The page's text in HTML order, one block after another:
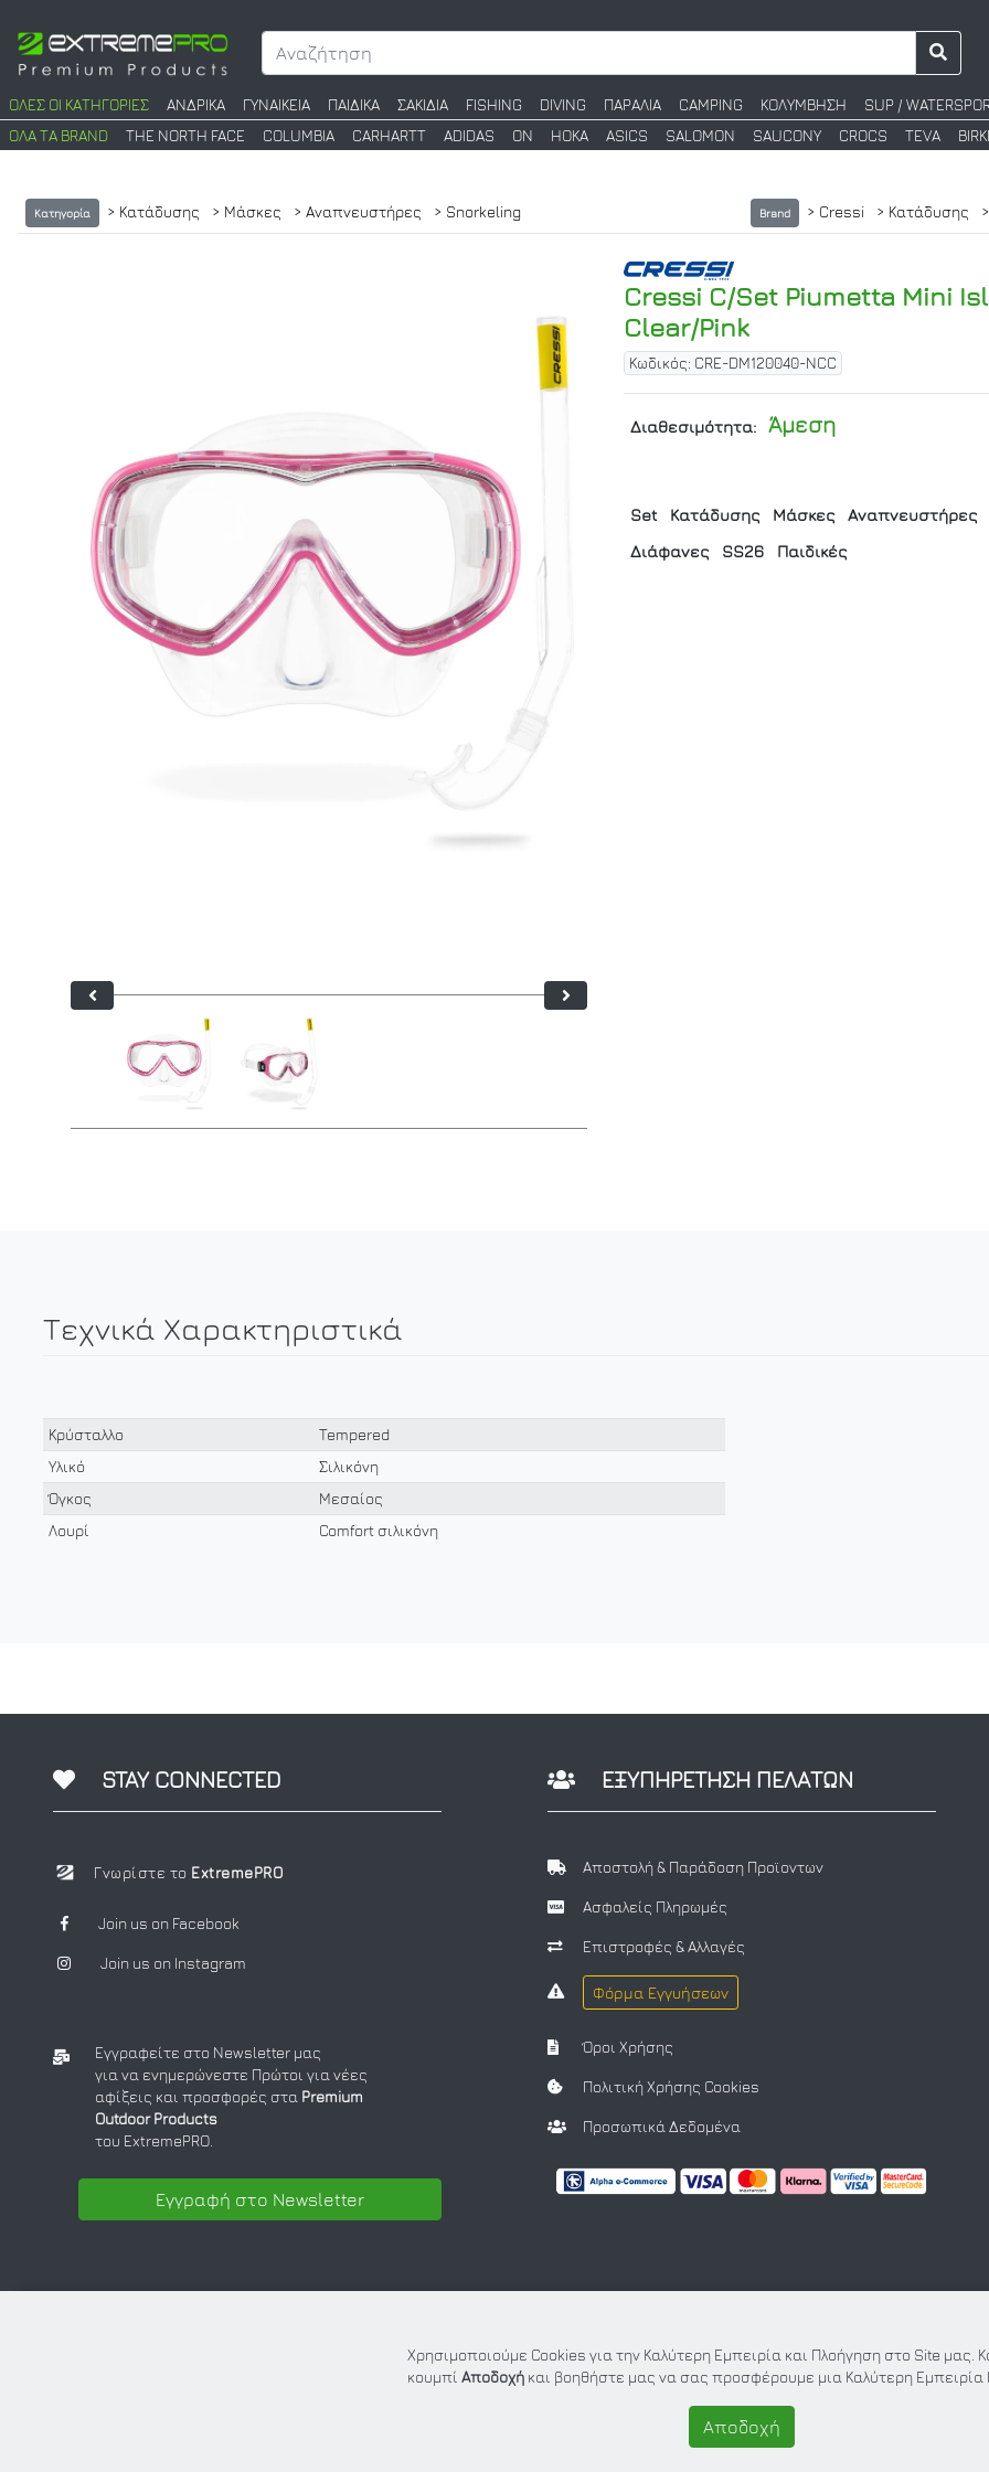
ΟΛΕΣ ΟΙ ΚΑΤΗΓΟΡΙΕΣ ΑΝΔΡΙΚΑ ΓΥΝΑΙΚΕΙΑ ΠΑΙΔΙΚΑ ΣΑΚΙΔΙΑ FISHING DIVING ΠΑΡΑΛΙΑ CAMPING ΚΟΛΥΜΒΗΣΗ SUP /
ΟΛΑ ΤΑ BRAND
THE NORTH FACE COLUMBIA CARHARTT ADIDAS ON HOKA ASICS SALOMON SAUCONY CROCS TEVA
Κατηγορία > Κατάδυσης > Μάσκες > Αναπνευστήρες > Snorkeling Brand > Cressi > Κατάδυσης
Cressi C/Set Piumetta Mini
Clear/Pink
Κωδικός: CRE-DM120040-NCC
Διαθεσιμότητα: Άμεση
Set Κατάδυσης Μάσκες Αναπνευστήρες
Διάφανες
SS26 Παιδικές
Τεχνικά Χαρακτηριστικά
Κρύσταλλο
Tempered
Υλικό
Σιλικόνη
Όγκος
Μεσαίος
Λουρί
Comfort σιλικόνη
Χρησιμοποιούμε Cookies για την Καλύτερη Εμπειρία και Πλοήγηση στο Site μας.
κουμπί Αποδοχή και βοηθήστε μας να σας προσφέρουμε μια Καλύτερη Εμπειρία
Αποδοχή
STAY CONNECTED
Γνωρίστε το ExtremePRO
Join us on Facebook
Join us on Instagram
Εγγραφείτε στο Newsletter μας
για να ενημερώνεστε Πρώτοι για νέες
αφίξεις και προσφορές στα Premium
Outdoor Products
του ExtremePRO.
Εγγραφή στο Newsletter
ΕΞΥΠΗΡΕΤΗΣΗ ΠΕΛΑΤΩΝ
Αποστολή & Παράδοση Προϊοντων
Ασφαλείς Πληρωμές
Επιστροφές & Αλλαγές
Φόρμα Εγγυήσεων
Όροι Χρήσης
Πολιτική Χρήσης Cookies
Προσωπικά Δεδομένα